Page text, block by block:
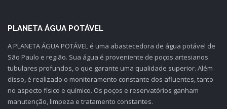
PLANETA ÁGUA POTÁVEL
A PLANETA ÁGUA POTÁVEL é uma abastecedora de água potável de
São Paulo e região. Sua água é proveniente de poços artesianos
tubulares profundos, o que garante uma qualidade superior. Além
disso, é realizado o monitoramento constante dos afluentes, tanto
no aspecto físico e químico. Os poços e reservatórios ganham
manutenção, limpeza e tratamento constantes.